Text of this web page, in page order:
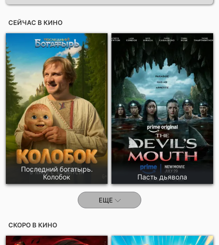
СЕЙЧАС В КИНО
Последний богатырь.
Колобок
Пасть дьявола
ЕЩЕ
СКОРО В КИНО